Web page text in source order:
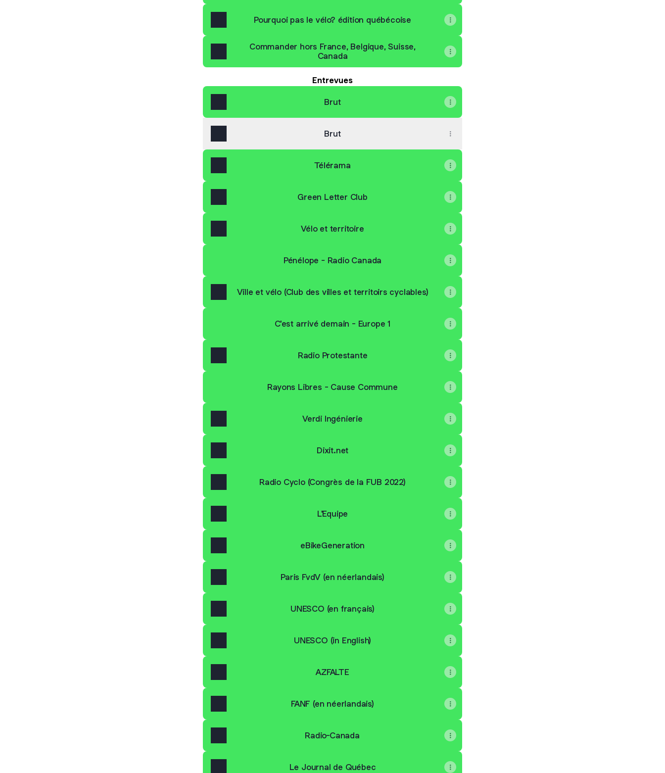
Pourquoi pas le vélo? édition québécoise
Commander hors France, Belgique, Suisse,
Canada
Entrevues
Brut
Brut
Télérama
Green Letter Club
Vélo et territoire
Pénélope - Radio Canada
Ville et vélo (Club des villes et territoirs cyclables)
C'est arrivé demain - Europe 1
Radio Protestante
Rayons Libres - Cause Commune
Verdi Ingénierie
Dixit.net
Radio Cyclo (Congrès de la FUB 2022)
L'Equipe
eBikeGeneration
Paris FvdV (en néerlandais)
UNESCO (en français)
UNESCO (in English)
AZFALTE
FANF (en néerlandais)
Radio-Canada
Le Journal de Québec